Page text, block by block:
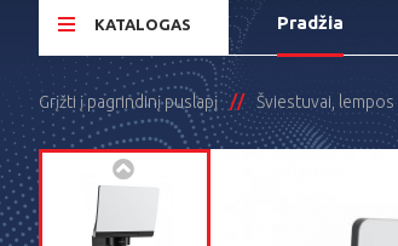
KATALOGAS Pradžia
Grįžti į pagrindinį puslapį Šviestuvai, lempos